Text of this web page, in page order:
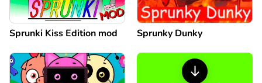
Sprunki Kiss Edition mod Sprunky Dunky